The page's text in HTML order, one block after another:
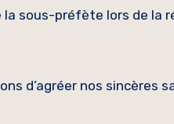
sous-préfète lors de la
d’agréer nos sincères